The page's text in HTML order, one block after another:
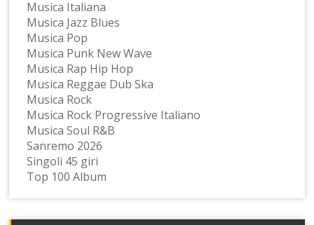
Musica Italiana
Musica Jazz Blues
Musica Pop
Musica Punk New Wave
Musica Rap Hip Hop
Musica Reggae Dub Ska
Musica Rock
Musica Rock Progressive Italiano
Musica Soul R&B
Sanremo 2026
Singoli 45 giri
Top 100 Album